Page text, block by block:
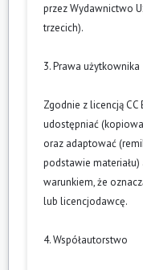
przez Wydawnictwo
trzecich).
3. Prawa użytkownika
Zgodnie z licencją
udostępniać
oraz adaptować
podstawie
warunkiem, że
lub licencjodawcę.
4. Współautorstwo